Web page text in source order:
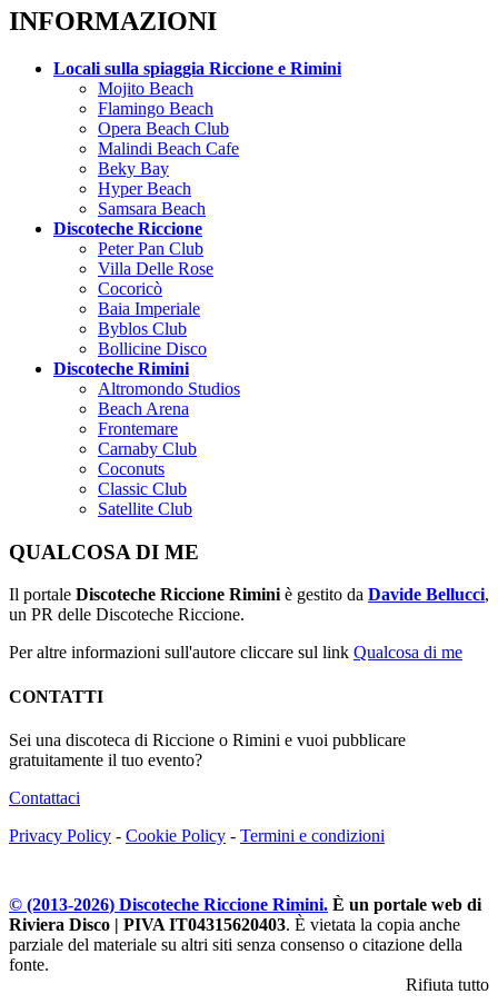
INFORMAZIONI
Locali sulla spiaggia Riccione e Rimini
Mojito Beach
Flamingo Beach
Opera Beach Club
Malindi Beach Cafe
Beky Bay
Hyper Beach
Samsara Beach
Discoteche Riccione
Peter Pan Club
Villa Delle Rose
Cocoricò
Baia Imperiale
Byblos Club
Bollicine Disco
Discoteche Rimini
Altromondo Studios
Beach Arena
Frontemare
Carnaby Club
Coconuts
Classic Club
Satellite Club
QUALCOSA DI ME
Il portale Discoteche Riccione Riminiè gestito da Davide Bellucci,
un PR delle Discoteche Riccione.
Per altre informazioni sull'autore cliccare sul link Qualcosa di me
CONTATTI
Sei una discoteca di Riccione o Rimini e vuoi pubblicare
gratuitamente il tuo evento?
Contattaci
Privacy Policy - Cookie Policy - Termini e condizioni
© (2013-2026) Discoteche Riccione Rimini. È un portale web di
Riviera Disco | PIVA IT04315620403. È vietata la copia anche
parziale del materiale su altri siti senza consenso o citazione della
fonte.
Rifiuta tutto